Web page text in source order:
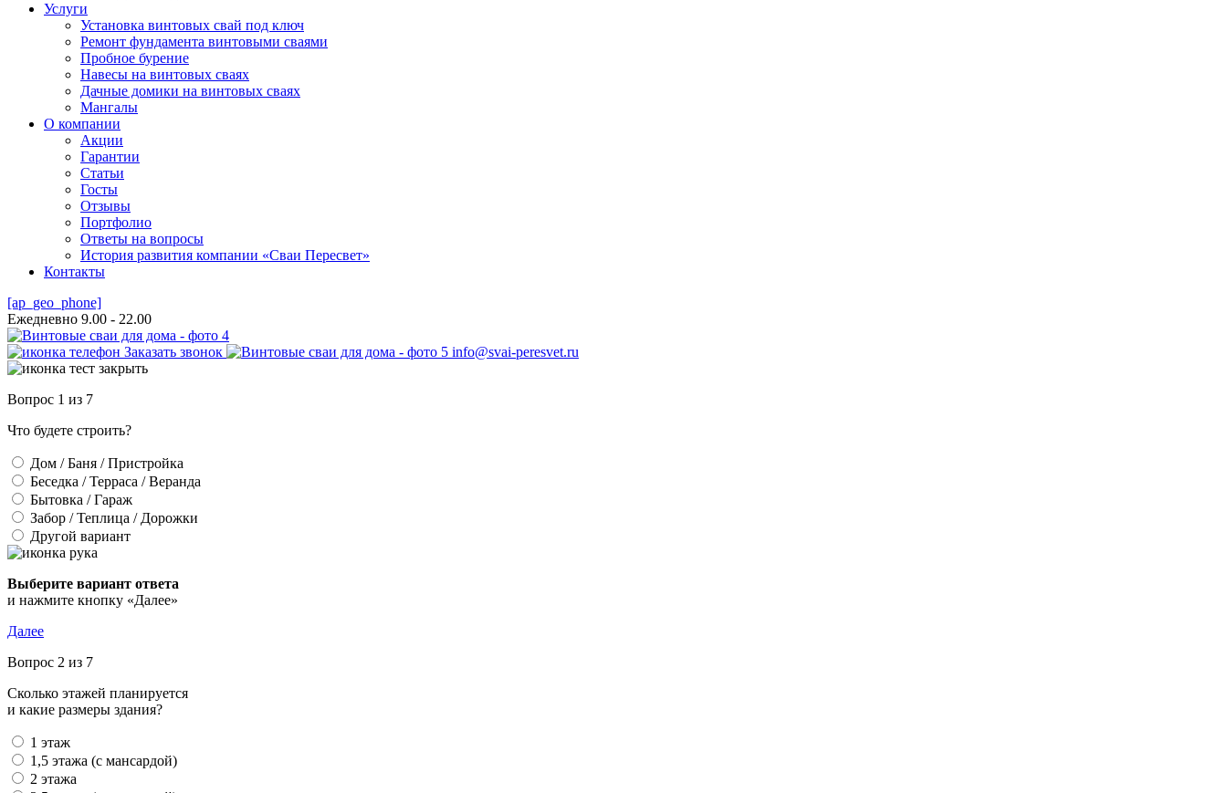
Услуги
Установка винтовых свай под ключ
Ремонт фундамента винтовыми сваями
Пробное бурение
Навесы на винтовых сваях
Дачные домики на винтовых сваях
Мангалы
О компании
Акции
Гарантии
Статьи
Госты
Отзывы
Портфолио
Ответы на вопросы
История развития компании «Сваи Пересвет»
Контакты
[ap_geo_phone]
Ежедневно 9.00 - 22.00
Заказать звонок info@svai-peresvet.ru
Вопрос 1 из 7
Что будете строить?
Дом / Баня / Пристройка
Беседка / Терраса / Веранда
Бытовка / Гараж
Забор / Теплица / Дорожки
Другой вариант
Выберите вариант ответа
и нажмите кнопку «Далее»
Далее
Вопрос 2 из 7
Сколько этажей планируется
и какие размеры здания?
1 этаж
1,5 этажа (с мансардой)
2 этажа